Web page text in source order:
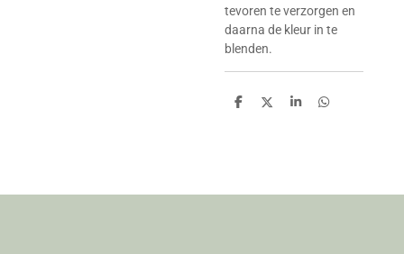
tevoren te verzorgen en
daarna de kleur in te
blenden.
D
D
S
D